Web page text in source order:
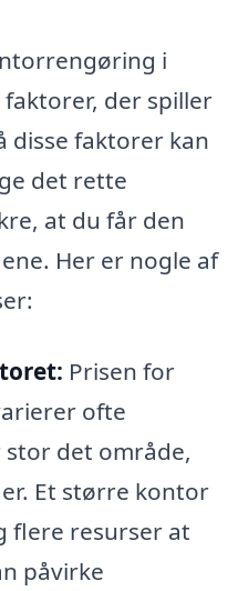
i
der spiller
disse faktorer kan
det rette
at du får den
Her er nogle af
Prisen for
ofte
det område,
Et større kontor
flere resurser at
påvirke